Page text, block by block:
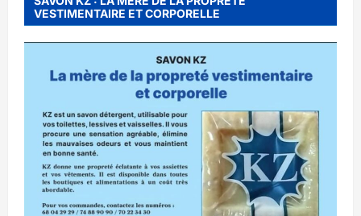
VESTIMENTAIRE ET CORPORELLE